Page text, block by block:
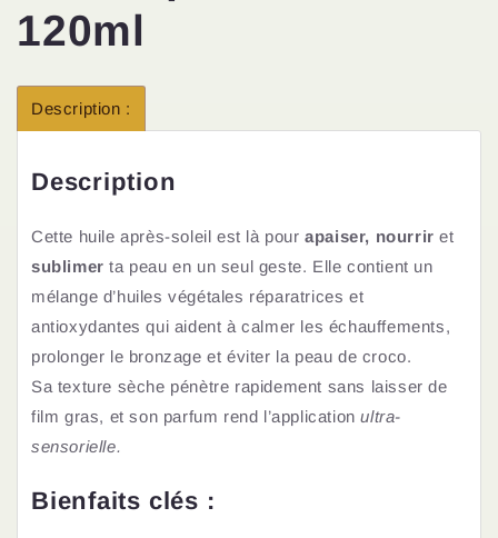
120ml
Description :
Description
Cette huile après-soleil est là pourapaiser, nourrir et
sublimer ta peau en un seul geste. Elle contient un
mélange d’huiles végétales réparatrices et
antioxydantes qui aident à calmer les échauffements,
prolonger le bronzage et éviter la peau de croco.
Sa texture sèche pénètre rapidement sans laisser de
film gras, et son parfum rend l’applicationultra-
sensorielle.
Bienfaits clés :